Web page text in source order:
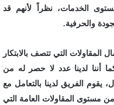
الخدمات، نظراً لأنهم قد
والحرفية.
التي تتصف بالابتكار
أننا لدينا عدد لا حصر له من
يقوم الفريق لدينا بالتعامل مع
مستوى المقاولات العامة التي